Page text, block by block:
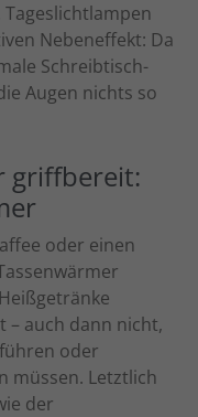
Nebeneffekt: Da
Schreibtisch-
Augen nichts so
griffbereit:
oder einen
– auch dann nicht,
oder
müssen. Letztlich
der